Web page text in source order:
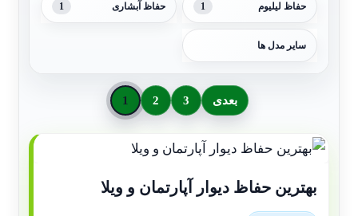
حفاظ لیلیوم 1 حفاظ آبشاری 1
سایر مدل ها
1 2 3 بعدی
بهترین حفاظ دیوار آپارتمان و ویلا